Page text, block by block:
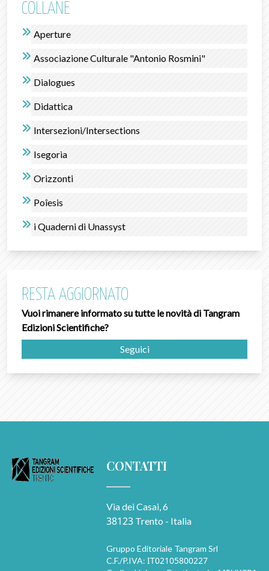
COLLANE
Aperture
Associazione Culturale "Antonio Rosmini"
Dialogues
Didattica
Intersezioni/Intersections
Isegorìa
Orizzonti
Poîesis
i Quaderni di Unassyst
RESTA AGGIORNATO
Vuoi rimanere informato su tutte le novità di Tangram
Edizioni Scientifiche?
Seguici
CONTATTI
Via dei Casai, 6
38123 Trento - Italia
Gruppo Editoriale Tangram Srl
C.F./P.IVA: IT02105800227